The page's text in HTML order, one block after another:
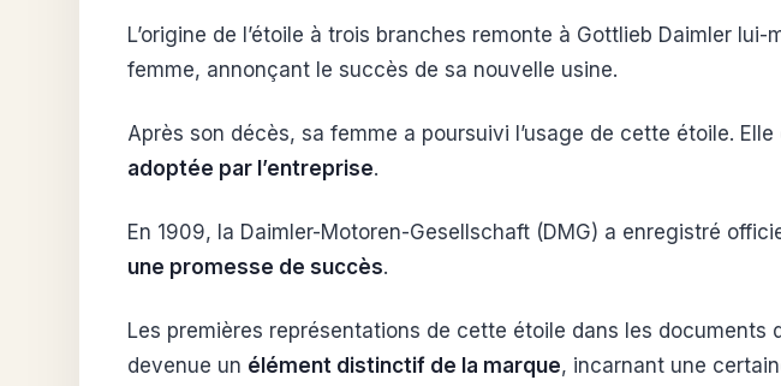
L’origine de l’étoile à trois branches remonte à Gottlieb Daimler lui-
femme, annonçant le succès de sa nouvelle usine.
Après son décès, sa femme a poursuivi l’usage de cette étoile.
adoptée par l’entreprise.
En 1909, la Daimler-Motoren-Gesellschaft (DMG) a enregistré
une promesse de succès.
Les premières représentations de cette étoile dans les
devenue un élément distinctif de la marque, incarnant une